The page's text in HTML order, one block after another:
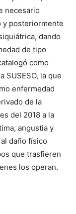
necesario
y posteriormente
dando
de tipo
como
SUSESO, la que
enfermedad
de la
del 2018 a la
angustia y
daño físico
que trasfieren
los operan.